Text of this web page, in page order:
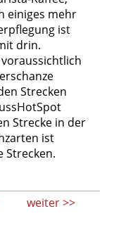
einiges mehr
ist
drin.
Strecken
Strecke in der
ist
Strecken.
weiter >>